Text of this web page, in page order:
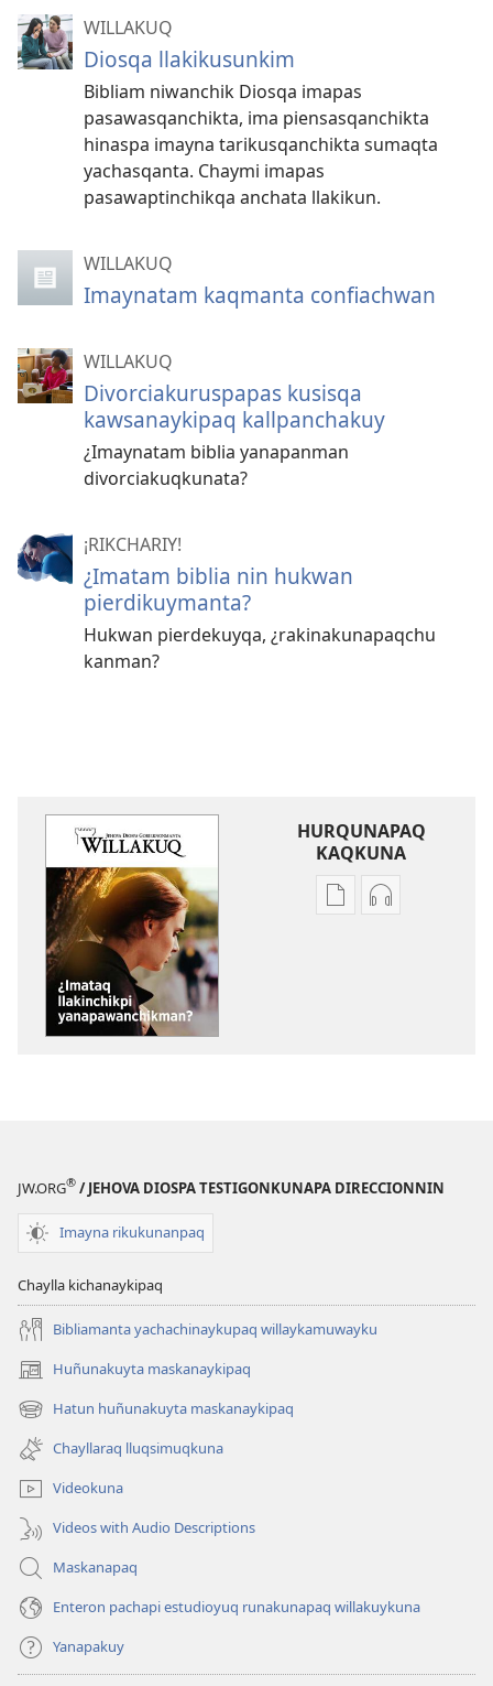
WILLAKUQ
Diosqa llakikusunkim
Bibliam niwanchik Diosqa imapas
pasawasqanchikta, ima piensasqanchikta
hinaspa imayna tarikusqanchikta sumaqta
yachasqanta. Chaymi imapas
pasawaptinchikqa anchata llakikun.
WILLAKUQ
Imaynatam kaqmanta confiachwan
WILLAKUQ
Divorciakuruspapas kusisqa
kawsanaykipaq kallpanchakuy
¿Imaynatam biblia yanapanman
divorciakuqkunata?
¡RIKCHARIY!
¿Imatam biblia nin hukwan
pierdikuymanta?
Hukwan pierdekuyqa, ¿rakinakunapaqchu
kanman?
HURQUNAPAQ
KAQKUNA
Qillqakunata
Uyarinapaq
JW.ORG® / JEHOVA DIOSPA TESTIGONKUNAPA DIRECCIONNIN
Imayna rikukunanpaq
Chaylla kichanaykipaq
Bibliamanta yachachinaykupaq willaykamuwayku
Huñunakuyta maskanaykipaq
(abre
una
nueva
ventana)
Hatun huñunakuyta maskanaykipaq
(abre
una
nueva
ventana)
Chayllaraq lluqsimuqkuna
Videokuna
Videos with Audio Descriptions
Maskanapaq
Enteron pachapi estudioyuq runakunapaq willakuykuna
Yanapakuy